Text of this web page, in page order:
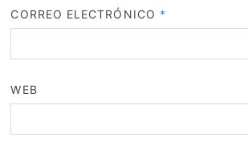
CORREO ELECTRÓNICO *
WEB